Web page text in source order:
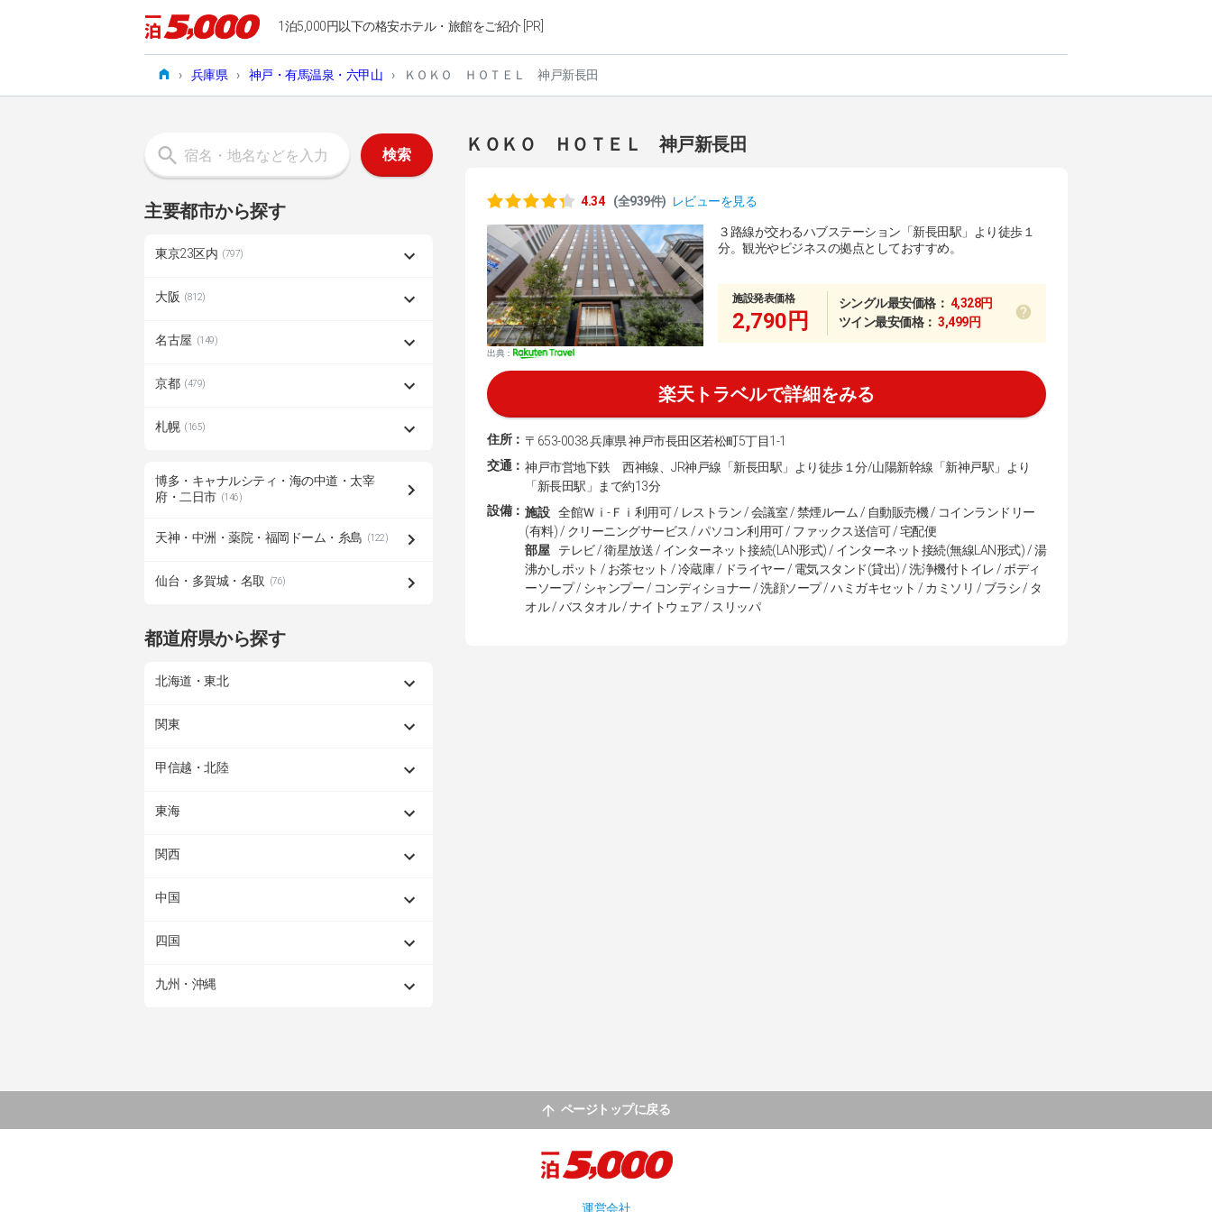
1泊5,000円以下の格安ホテル・旅館をご紹介 [PR]
› 兵庫県 › 神戸・有馬温泉・六甲山 › ＫＯＫＯ ＨＯＴＥＬ 神戸新長田
ＫＯＫＯ ＨＯＴＥＬ 神戸新長田
4.34 (全939件) レビューを見る
出典：
３路線が交わるハブステーション「新長田駅」より徒歩１
分。観光やビジネスの拠点としておすすめ。
施設発表価格
2,790円
シングル最安価格： 4,328円
ツイン最安価格：3,499円
楽天トラベルで詳細をみる
住所： 〒653-0038 兵庫県 神戸市長田区若松町5丁目1-1
交通： 神戸市営地下鉄 西神線、JR神戸線「新長田駅」より徒歩１分/山陽新幹線「新神戸駅」より
「新長田駅」まで約13分
設備： 施設
全館Ｗｉ-Ｆｉ利用可 / レストラン / 会議室 / 禁煙ルーム / 自動販売機 / コインランドリー
(有料) / クリーニングサービス / パソコン利用可 / ファックス送信可 / 宅配便
部屋
テレビ / 衛星放送 / インターネット接続(LAN形式) / インターネット接続(無線LAN形式) / 湯
沸かしポット / お茶セット / 冷蔵庫 / ドライヤー / 電気スタンド(貸出) / 洗浄機付トイレ / ボディ
ーソープ / シャンプー / コンディショナー / 洗顔ソープ / ハミガキセット / カミソリ / ブラシ / タ
オル / バスタオル / ナイトウェア / スリッパ
検索
主要都市から探す
東京23区内 (797)
大阪 (812)
名古屋 (149)
京都 (479)
札幌 (165)
博多・キャナルシティ・海の中道・太宰
府・二日市 (146)
天神・中洲・薬院・福岡ドーム・糸島 (122)
仙台・多賀城・名取 (76)
都道府県から探す
北海道・東北
関東
甲信越・北陸
東海
関西
中国
四国
九州・沖縄
ページトップに戻る
運営会社